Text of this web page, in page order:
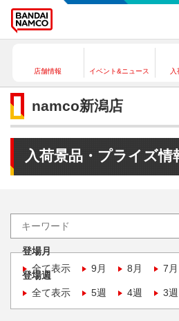
店舗情報 イベント&ニュース
namco新潟店
入荷景品・プライズ情
登場月
全て表示
9月 8月 7月
登場週
全て表示
5週 4週 3週